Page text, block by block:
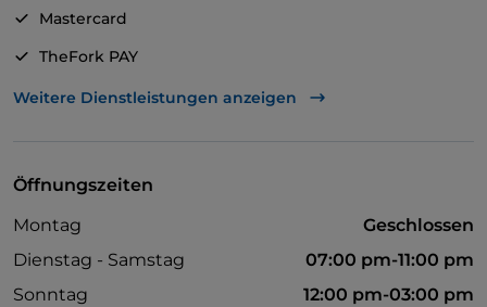
Mastercard
TheFork PAY
UnionPay über TheFork PAY
Weitere Dienstleistungen anzeigen
Öffnungszeiten
Montag
Geschlossen
Dienstag - Samstag
07:00 pm-11:00 pm
Sonntag
12:00 pm-03:00 pm